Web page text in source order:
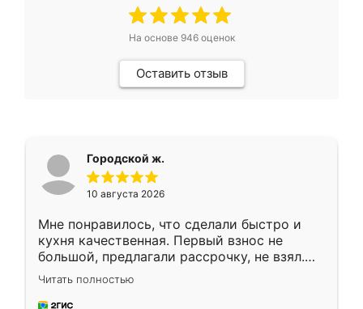
На основе 946оценок
Оставить отзыв
Городской ж.
10 августа 2026
Мне понравилось, что сделали быстро и
кухня качественная. Первый взнос не
большой, предлагали рассрочку, не взял.
Ждал меньше месяца, сборщик с прямыми
руками. По цене вышло адекватно.
Рекомендую!
Читать полностью